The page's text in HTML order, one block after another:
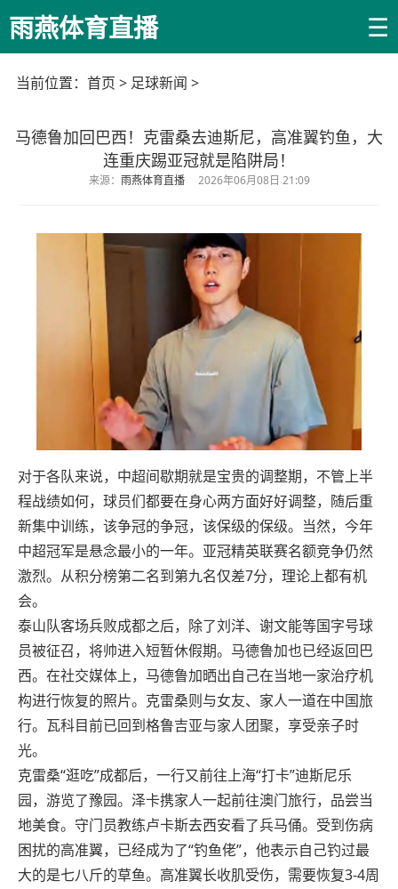
雨燕体育直播 ☰
当前位置： 首页 > 足球新闻 >
马德鲁加回巴西！克雷桑去迪斯尼，高准翼钓鱼，大
连重庆踢亚冠就是陷阱局！
来源： 雨燕体育直播 2026年06月08日 21:09
对于各队来说，中超间歇期就是宝贵的调整期，不管上半
程战绩如何，球员们都要在身心两方面好好调整，随后重
新集中训练，该争冠的争冠，该保级的保级。当然，今年
中超冠军是悬念最小的一年。亚冠精英联赛名额竞争仍然
激烈。从积分榜第二名到第九名仅差7分，理论上都有机
会。
泰山队客场兵败成都之后，除了刘洋、谢文能等国字号球
员被征召，将帅进入短暂休假期。马德鲁加也已经返回巴
西。在社交媒体上，马德鲁加晒出自己在当地一家治疗机
构进行恢复的照片。克雷桑则与女友、家人一道在中国旅
行。瓦科目前已回到格鲁吉亚与家人团聚，享受亲子时
光。
克雷桑“逛吃”成都后，一行又前往上海“打卡”迪斯尼乐
园，游览了豫园。泽卡携家人一起前往澳门旅行，品尝当
地美食。守门员教练卢卡斯去西安看了兵马俑。受到伤病
困扰的高准翼，已经成为了“钓鱼佬”，他表示自己钓过最
大的是七八斤的草鱼。高准翼长收肌受伤，需要恢复3-4周